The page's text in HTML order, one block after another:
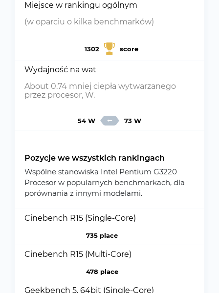
Miejsce w rankingu ogólnym
(w oparciu o kilka benchmarków)
1302 score
Wydajność na wat
About 0.74 mniej ciepła wytwarzanego
przez procesor, W.
54 W 73 W
Pozycje we wszystkich rankingach
Wspólne stanowiska Intel Pentium G3220
Procesor w popularnych benchmarkach, dla
porównania z innymi modelami.
Cinebench R15 (Single-Core)
735 place
Cinebench R15 (Multi-Core)
478 place
Geekbench 5, 64bit (Single-Core)